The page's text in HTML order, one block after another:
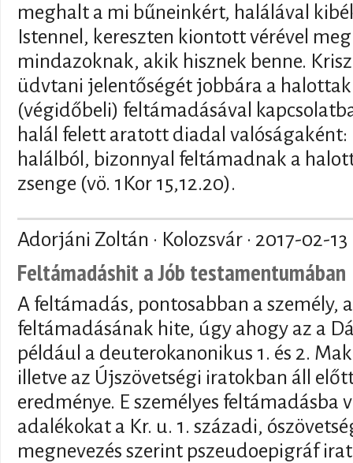
meghalt a mi bűneinkért, halálával
Istennel, kereszten kiontott vérével
mindazoknak, akik hisznek benne.
üdvtani jelentőségét jobbára a
(végidőbeli) feltámadásával
halál felett aratott diadal
halálból, bizonnyal feltámadnak a
zsenge (vö. 1Kor 15,12.20).
Adorjáni Zoltán · Kolozsvár · 2017-02-13
Feltámadáshit a Jób testamentumában
A feltámadás, pontosabban a személy,
feltámadásának hite, úgy ahogy az a
például a deuterokanonikus 1. és 2.
illetve az Újszövetségi iratokban áll
eredménye. E személyes
adalékokat a Kr. u. 1. századi,
megnevezés szerint pszeudoepigráf